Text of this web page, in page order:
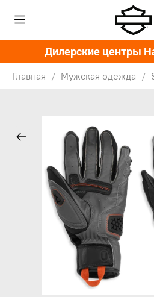
Дилерские центры
Главная Мужская одежда